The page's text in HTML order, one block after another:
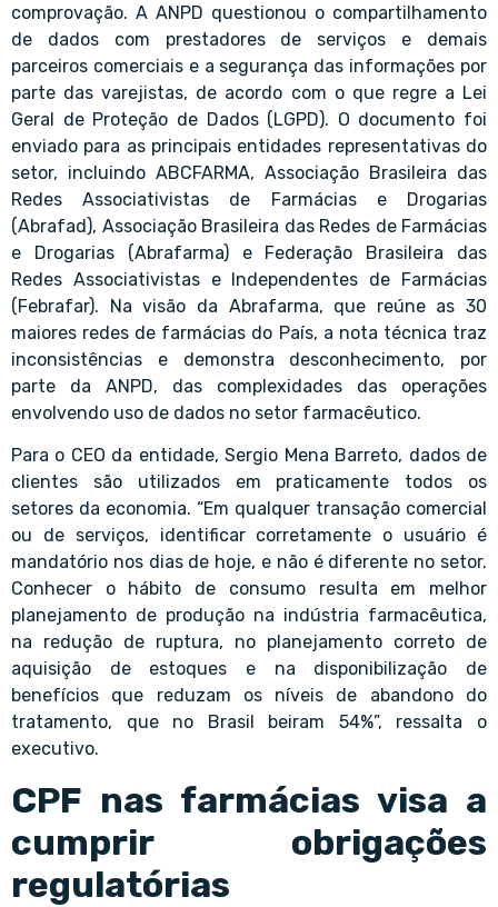
comprovação. A ANPD questionou o compartilhamento
de dados com prestadores de serviços e demais
parceiros comerciais e a segurança das informações por
parte das varejistas, de acordo com o que regre a Lei
Geral de Proteção de Dados (LGPD). O documento foi
enviado para as principais entidades representativas do
setor, incluindo ABCFARMA, Associação Brasileira das
Redes Associativistas de Farmácias e Drogarias
(Abrafad), Associação Brasileira das Redes de Farmácias
e Drogarias (Abrafarma) e Federação Brasileira das
Redes Associativistas e Independentes de Farmácias
(Febrafar). Na visão da Abrafarma, que reúne as 30
maiores redes de farmácias do País, a nota técnica traz
inconsistências e demonstra desconhecimento, por
parte da ANPD, das complexidades das operações
envolvendo uso de dados no setor farmacêutico.
Para o CEO da entidade, Sergio Mena Barreto, dados de
clientes são utilizados em praticamente todos os
setores da economia. “Em qualquer transação comercial
ou de serviços, identificar corretamente o usuário é
mandatório nos dias de hoje, e não é diferente no setor.
Conhecer o hábito de consumo resulta em melhor
planejamento de produção na indústria farmacêutica,
na redução de ruptura, no planejamento correto de
aquisição de estoques e na disponibilização de
benefícios que reduzam os níveis de abandono do
tratamento, que no Brasil beiram 54%”, ressalta o
executivo.
CPF nas farmácias visa a
cumprir obrigações
regulatórias